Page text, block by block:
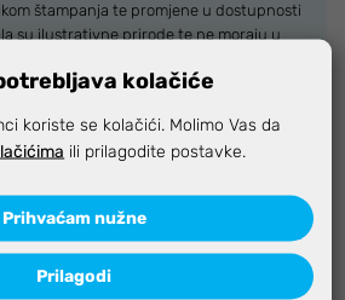
štampanja te promjene u dostupnosti
su ilustrativne prirode te ne moraju u
nainfo@dragorlux.hr
kolačiće
koriste se kolačići. Molimo Vas da
ili prilagodite postavke.
Prihvaćam nužne
Prilagodi